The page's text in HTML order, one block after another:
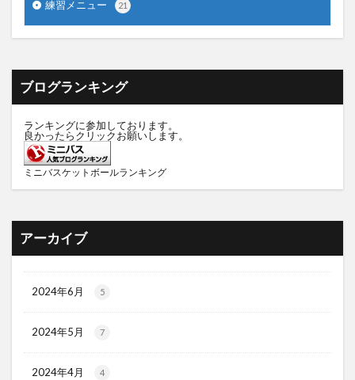
練習メニュー 21
ブログランキング
ランキングに参加しております。
良かったらクリックお願いします。
ミニバスケットボールランキング
アーカイブ
2024年6月 5
2024年5月 7
2024年4月 4